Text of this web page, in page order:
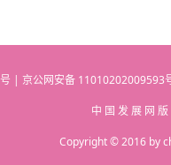
| 京公网安备
中 国 发 展 网
Copyright © 2016 by